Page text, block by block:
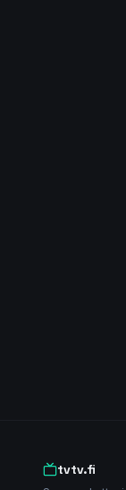
tvtv.fi